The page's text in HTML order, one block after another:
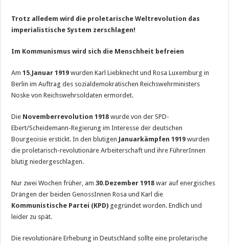
Trotz alledem wird die proletarische Weltrevolution das
imperialistische System zerschlagen!
Im Kommunismus wird sich die Menschheit befreien
Am15.Januar 1919 wurden Karl Liebknecht und Rosa Luxemburg in
Berlin im Auftrag des sozialdemokratischen Reichswehrministers
Noske von Reichswehrsoldaten ermordet.
Die Novemberrevolution 1918 wurde von der SPD-
Ebert/Scheidemann-Regierung im Interesse der deutschen
Bourgeoisie erstickt. In den blutigen Januarkämpfen 1919 wurden
die proletarisch-revolutionäre Arbeiterschaft und ihre FührerInnen
blutig niedergeschlagen.
Nur zwei Wochen früher, am30.Dezember 1918 war auf energisches
Drängen der beiden GenossInnen Rosa und Karl die
Kommunistische Partei (KPD) gegründet worden. Endlich und
leider zu spät.
Die revolutionäre Erhebung in Deutschland sollte eine proletarische